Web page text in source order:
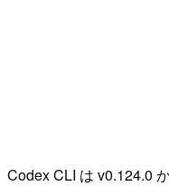
Codex CLI は v0.124.0